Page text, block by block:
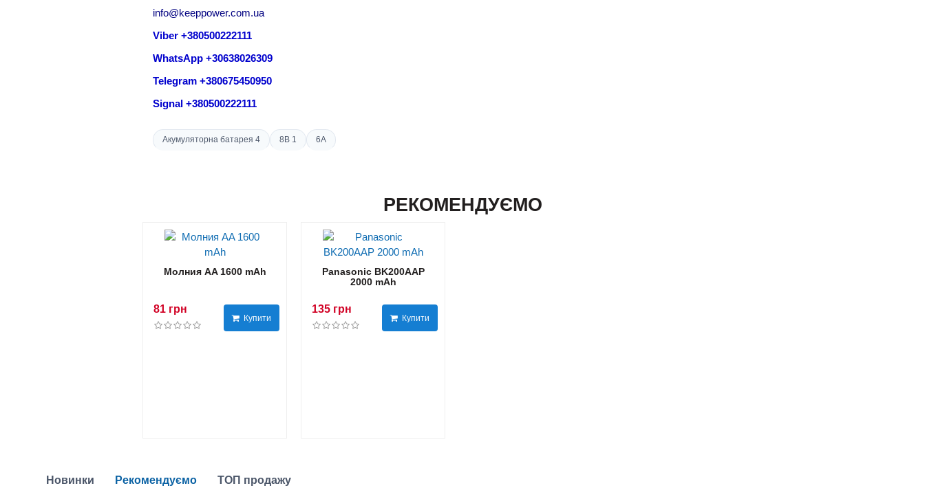
info@keeppower.com.ua
Viber +380500222111
WhatsApp +30638026309
Telegram +380675450950
Signal +380500222111
Акумуляторна батарея 4 8В 1 6A
РЕКОМЕНДУЄМО
Молния AA 1600 mAh
81 грн
Купити
Panasonic BK200AAP
2000 mAh
135 грн
Купити
Новинки Рекомендуємо ТОП продажу